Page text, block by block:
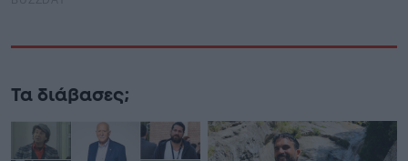
Τα διάβασες;